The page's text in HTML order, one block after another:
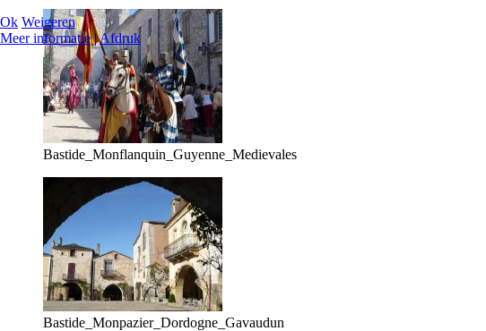
Bastide_Monflanquin_Guyenne_Medievales
Bastide_Monpazier_Dordogne_Gavaudun
Ok Weigeren
Meer informatie|Afdruk